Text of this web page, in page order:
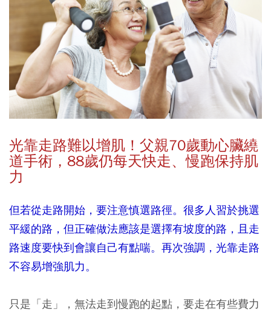
光靠走路難以增肌！父親70歲動心臟繞
道手術，88歲仍每天快走、慢跑保持肌
力
但若從走路開始，要注意慎選路徑。很多人習於挑選
平緩的路，但正確做法應該是選擇有坡度的路，且走
路速度要快到會讓自己有點喘。再次強調，光靠走路
不容易增強肌力。
只是「走」，無法走到慢跑的起點，要走在有些費力